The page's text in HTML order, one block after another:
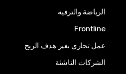
الرياضة والترفيه
Frontline
عمل تجاري بغير هدف الربح
الشركات الناشئة